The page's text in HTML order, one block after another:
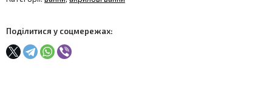
Поділитися у соцмережах: